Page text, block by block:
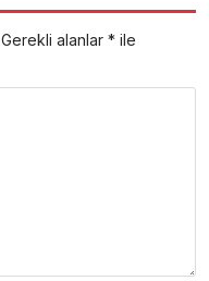
Gerekli alanlar * ile